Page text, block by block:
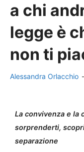
a chi
legge è
non ti
Alessandra Orlacchio -
La convivenza e la
sorprenderti,
separazione